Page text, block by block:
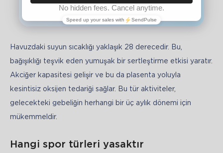
Hemen başlayın! İlk 7 gün ücretsiz
Havuzdaki suyun sıcaklığı yaklaşık 28 derecedir. Bu,
bağışıklığı teşvik eden yumuşak bir sertleştirme etkisi yaratır.
Akciğer kapasitesi gelişir ve bu da plasenta yoluyla
kesintisiz oksijen tedariği sağlar. Bu tür aktiviteler,
gelecekteki gebeliğin herhangi bir üç aylık dönemi için
mükemmeldir.
Hangi spor türleri yasaktır